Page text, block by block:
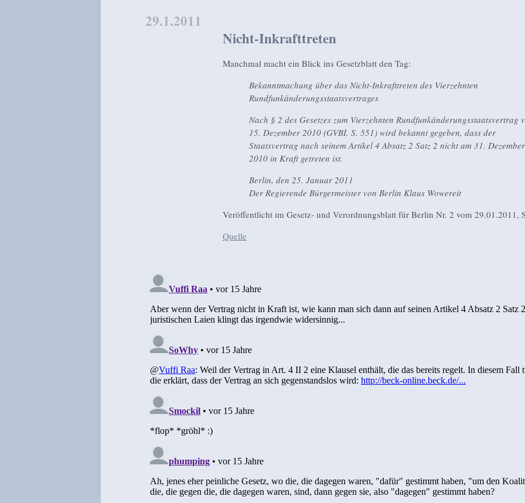
Nicht-Inkrafttreten
29.1.2011
Manchmal macht ein Blick ins Gesetzblatt den Tag:
Bekanntmachung über das Nicht-Inkrafttreten des Vierzehnten
Rundfunkänderungsstaatsvertrages
Nach § 2 des Gesetzes zum Vierzehnten Rundfunkänderungsstaatsvertrag
15. Dezember 2010 (GVBI. S. 551) wird bekannt gegeben, dass der
Staatsvertrag nach seinem Artikel 4 Absatz 2 Satz 2 nicht am 31. Dezember
2010 in Kraft getreten ist.
Berlin, den 25. Januar 2011
Der Regierende Bürgermeister von Berlin Klaus Wowereit
Veröffentlicht im Gesetz- und Verordnungsblatt für Berlin Nr. 2 vom 29.01.2011,
Quelle